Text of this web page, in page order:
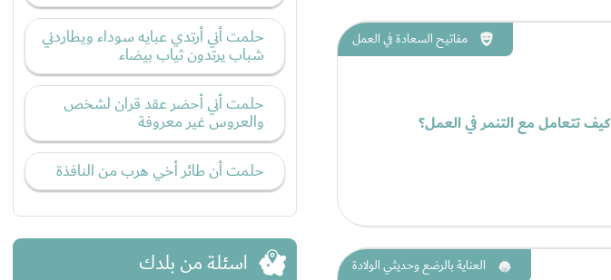
مفاتيح السعادة في العمل
كيف تتعامل مع التنمر في العمل؟
العناية بالرضع وحديثي الولادة
حلمت أني أرتدي عبايه سوداء ويطاردني
شباب يرتدون ثياب بيضاء
حلمت أني أحضر عقد قران لشخص
والعروس غير معروفة
حلمت أن طائر أخي هرب من النافذة
اسئلة من بلدك